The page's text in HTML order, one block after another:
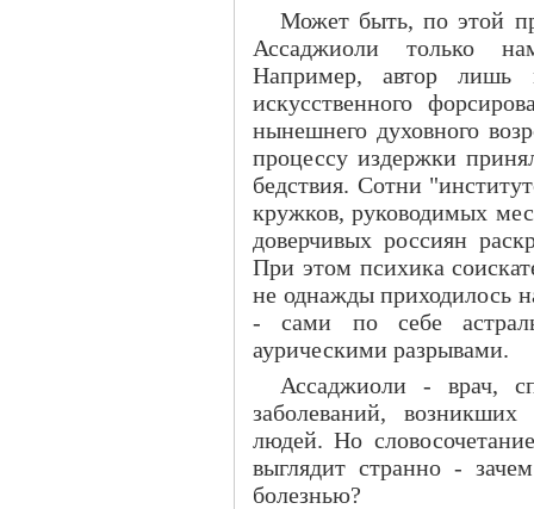
Может быть, по этой
Ассаджиоли только
Например, автор лишь
искусственного
нынешнего духовного
процессу издержки
бедствия. Сотни
кружков, руководимых
доверчивых россиян
При этом психика
не однажды приходилось
- сами по себе
аурическими разрывами.
Ассаджиоли - врач,
заболеваний, возникших
людей. Но
выглядит странно -
болезнью?